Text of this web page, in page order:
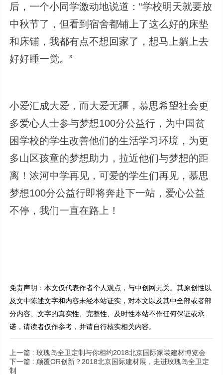
后，一个小同学激动地说道：“学校明天就要放
中秋节了，但看到宿舍都铺上了这么好的床垫
和床铺，我都有点不想回家了，想马上躺上去
好好睡一觉。”
小爱汇成大爱，而大爱无疆，慕思希望社会更
多爱心人士参与梦想100分公益行，为中国贫
困学校的学生改善他们的生活学习环境，为更
多山区孩童的梦想助力，拉近他们与梦想的距
离！浓河中学再见，可爱的学生们再见，慕思
梦想100分公益行即将奔赴下一站，爱心公益
不停，我们一直在路上！
免责声明：本文仅代表作者个人观点，与中创网无关。其原创性以
及文中陈述文字和内容未经本站证实，对本文以及其中全部或者部
分内容、文字的真实性、完整性、及时性本站不作任何保证或承
诺，请读者仅作参考，并请自行核实相关内容。
上一篇 : 玫瑰岛全卫定制与你相约2018北京国际家装建材博览会
下一篇 : 颠覆OR创新？2018北京国际建材展，走进玫瑰岛全卫定
制